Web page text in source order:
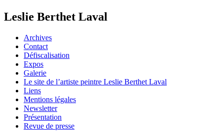
Leslie Berthet Laval
Archives
Contact
Défiscalisation
Expos
Galerie
Le site de l’artiste peintre Leslie Berthet Laval
Liens
Mentions légales
Newsletter
Présentation
Revue de presse